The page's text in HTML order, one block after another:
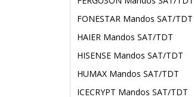
FONESTAR Mandos SAT/TDT
HAIER Mandos SAT/TDT
HISENSE Mandos SAT/TDT
HUMAX Mandos SAT/TDT
ICECRYPT Mandos SAT/TDT